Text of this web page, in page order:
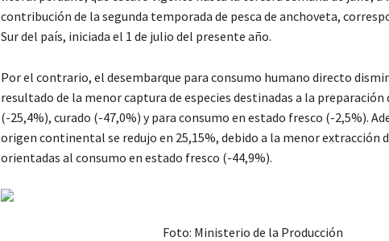
contribución de la segunda temporada de pesca de anchoveta,
Sur del país, iniciada el 1 de julio del presente año.
Por el contrario, el desembarque para consumo humano directo
resultado de la menor captura de especies destinadas a la preparación
(-25,4%), curado (-47,0%) y para consumo en estado fresco (-2,5%).
origen continental se redujo en 25,15%, debido a la menor extracción
orientadas al consumo en estado fresco (-44,9%).
Foto: Ministerio de la Producción